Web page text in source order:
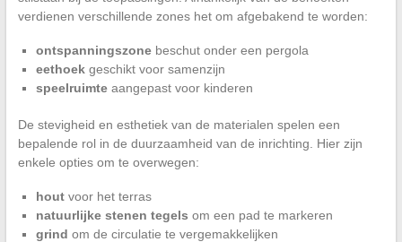
verdienen verschillende zones het om afgebakend te worden:
ontspanningszonebeschut onder een pergola
eethoekgeschikt voor samenzijn
speelruimteaangepast voor kinderen
De stevigheid en esthetiek van de materialen spelen een
bepalende rol in de duurzaamheid van de inrichting. Hier zijn
enkele opties om te overwegen:
houtvoor het terras
natuurlijke stenen tegels om een pad te markeren
grind om de circulatie te vergemakkelijken